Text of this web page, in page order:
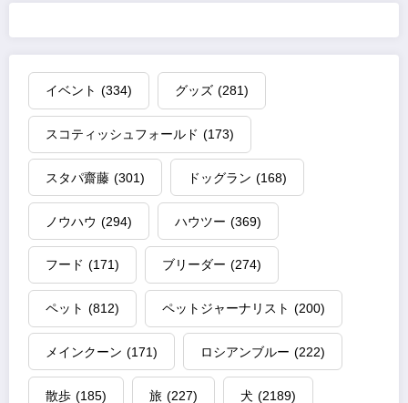
イベント (334) グッズ (281)
スコティッシュフォールド (173)
スタパ齋藤 (301) ドッグラン (168)
ノウハウ (294) ハウツー (369)
フード (171) ブリーダー (274)
ペット (812) ペットジャーナリスト (200)
メインクーン (171) ロシアンブルー (222)
散歩 (185) 旅 (227) 犬 (2189)